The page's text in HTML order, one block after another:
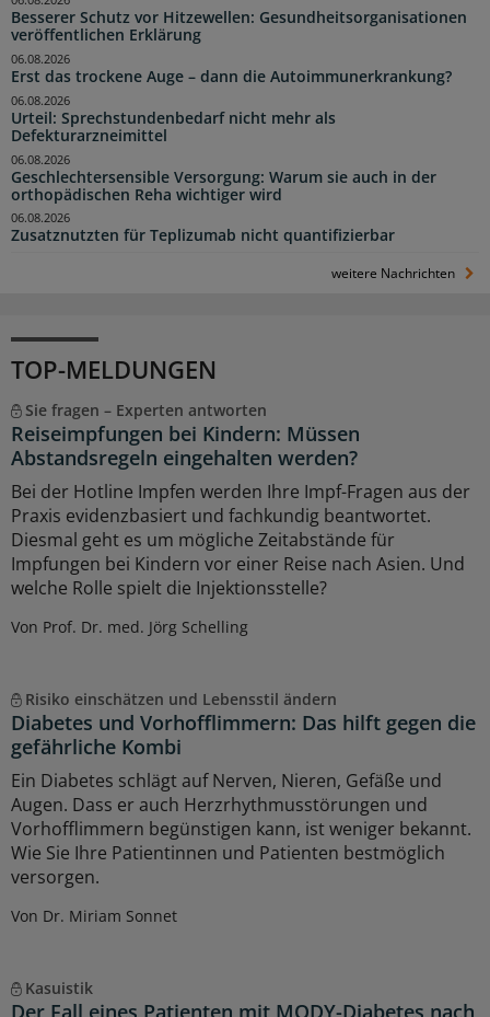
Besserer Schutz vor Hitzewellen: Gesundheitsorganisationen
veröffentlichen Erklärung
Erst das trockene Auge – dann die Autoimmunerkrankung?
06.08.2026
Urteil: Sprechstundenbedarf nicht mehr als
Defekturarzneimittel
06.08.2026
Geschlechtersensible Versorgung: Warum sie auch in der
orthopädischen Reha wichtiger wird
06.08.2026
Zusatznutzten für Teplizumab nicht quantifizierbar
06.08.2026
weitere Nachrichten
TOP-MELDUNGEN
Sie fragen – Experten antworten
Reiseimpfungen bei Kindern: Müssen
Abstandsregeln eingehalten werden?
Bei der Hotline Impfen werden Ihre Impf-Fragen aus der
Praxis evidenzbasiert und fachkundig beantwortet.
Diesmal geht es um mögliche Zeitabstände für
Impfungen bei Kindern vor einer Reise nach Asien. Und
welche Rolle spielt die Injektionsstelle?
Von Prof. Dr. med. Jörg Schelling
Risiko einschätzen und Lebensstil ändern
Diabetes und Vorhofflimmern: Das hilft gegen die
gefährliche Kombi
Ein Diabetes schlägt auf Nerven, Nieren, Gefäße und
Augen. Dass er auch Herzrhythmusstörungen und
Vorhofflimmern begünstigen kann, ist weniger bekannt.
Wie Sie Ihre Patientinnen und Patienten bestmöglich
versorgen.
Von Dr. Miriam Sonnet
Kasuistik
Der Fall eines Patienten mit MODY-Diabetes nach